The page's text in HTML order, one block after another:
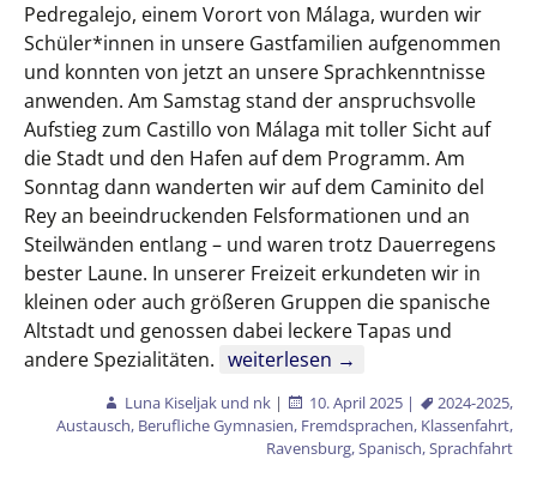
Pedregalejo, einem Vorort von Málaga, wurden wir
Schüler*innen in unsere Gastfamilien aufgenommen
und konnten von jetzt an unsere Sprachkenntnisse
anwenden. Am Samstag stand der anspruchsvolle
Aufstieg zum Castillo von Málaga mit toller Sicht auf
die Stadt und den Hafen auf dem Programm. Am
Sonntag dann wanderten wir auf dem Caminito del
Rey an beeindruckenden Felsformationen und an
Steilwänden entlang – und waren trotz Dauerregens
bester Laune. In unserer Freizeit erkundeten wir in
kleinen oder auch größeren Gruppen die spanische
Altstadt und genossen dabei leckere Tapas und
andere Spezialitäten. Sprachreise nach Málaga
weiterlesen →
Luna Kiseljak und nk | 10. April 2025 | 2024-2025,
Austausch, Berufliche Gymnasien, Fremdsprachen, Klassenfahrt,
Ravensburg,Spanisch,Sprachfahrt